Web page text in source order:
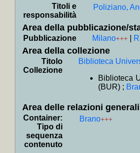
Titoli e
responsabilità
Poliziano,
Area della pubblicazione/
Pubblicazione Milano+++
Area della collezione
Titolo
Collezione
Biblioteca
Biblioteca
(BUR) ;
Area delle relazioni generali
Container:
Tipo di
sequenza
contenuto
Brano+++